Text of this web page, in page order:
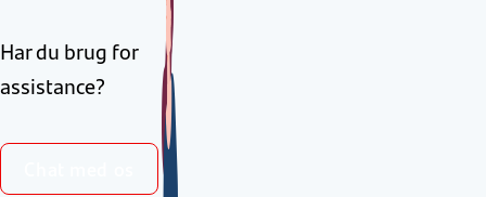
Har du brug for
assistance?